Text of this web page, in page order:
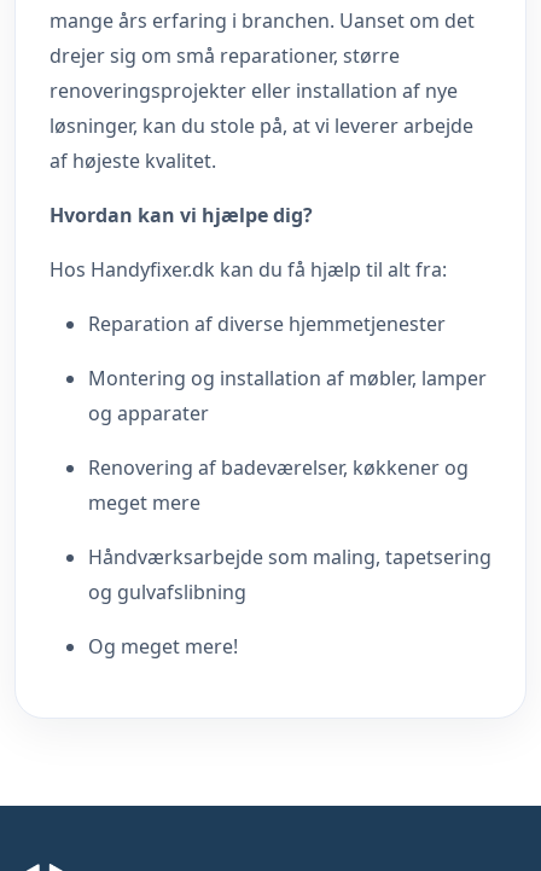
mange års erfaring i branchen. Uanset om det
drejer sig om små reparationer, større
renoveringsprojekter eller installation af nye
løsninger, kan du stole på, at vi leverer arbejde
af højeste kvalitet.
Hvordan kan vi hjælpe dig?
Hos Handyfixer.dk kan du få hjælp til alt fra:
Reparation af diverse hjemmetjenester
Montering og installation af møbler, lamper
og apparater
Renovering af badeværelser, køkkener og
meget mere
Håndværksarbejde som maling, tapetsering
og gulvafslibning
Og meget mere!